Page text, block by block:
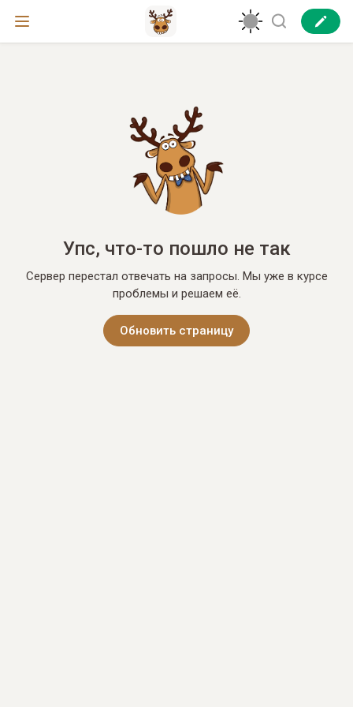
Упс, что-то пошло не так
Сервер перестал отвечать на запросы. Мы уже в курсе
проблемы и решаем её.
Обновить страницу